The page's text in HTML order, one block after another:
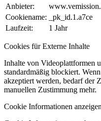
Anbieter:
Cookiename:
_pk_id.1.a7ce
Laufzeit:
1 Jahr
Cookies für Externe Inhalte
Inhalte von Videoplattformen
standardmäßig blockiert.
akzeptiert werden, bedarf der
manuellen Zustimmung mehr.
Cookie Informationen anzeigen